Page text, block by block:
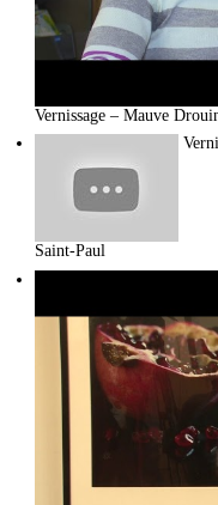
Vernissage – Mauve
Saint-Paul